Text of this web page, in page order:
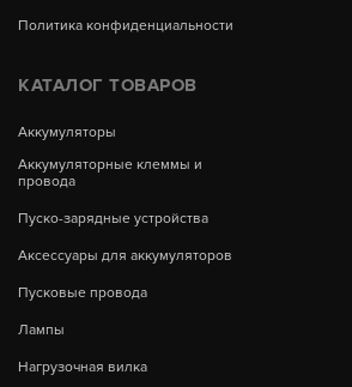
Политика конфиденциальности
КАТАЛОГ ТОВАРОВ
Аккумуляторы
Аккумуляторные клеммы и
провода
Пуско-зарядные устройства
Аксессуары для аккумуляторов
Пусковые провода
Лампы
Нагрузочная вилка